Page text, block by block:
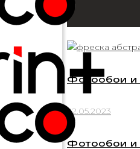
Фотообои
22.05.2023
Фотообои и